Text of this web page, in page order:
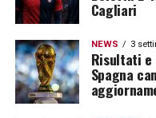
Cagliari
NEWS 3
Risultati e
Spagna